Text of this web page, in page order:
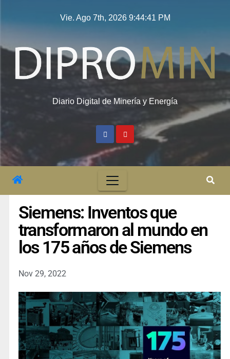
Vie. Ago 7th, 2026 9:44:42 PM
Diario Digital de Minería y Energía
Siemens: Inventos que
transformaron al mundo en
los 175 años de Siemens
Nov 29, 2022